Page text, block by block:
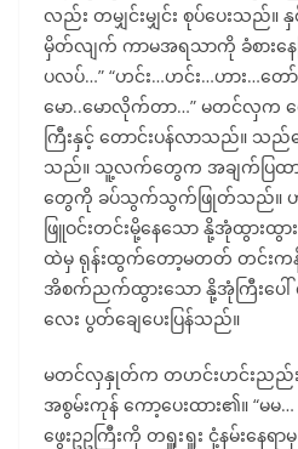
လည်း တမျှင်းမျှင်း စုပ်ပေးသည်။
မှိတ်လျက် ကာမအရသာကို ခံစား
ပလပ်…” “ဟင်း…ဟင်း…ဟား…တေ
မော..မောလိုက်တာ…” မတင်လှက
ကြီးနှင့် တောင်းပန်လာသည်။ သည်
သည်။ သူ့လက်တွေက အချက်ပြထ
တွေကို ခပ်သွက်သွက်ဖြုတ်သည်။ ဟင်
ဖြူဝင်းတင်းမို့နေသော နို့အုံထွားထွ
ထဲမှ ရုန်းထွက်တော့မတတ် တင်းက
အိစက်ညက်ထွားသော နို့အုံကြီးပေါ်
လေး ပွတ်ချေပေးပြန်သည်။
မတင်လှနှုတ်က တဟင်းဟင်းညည်
အစွမ်းကုန် ကော့ပေးထား၏။ “မမ
ဖွေးဥဥကြီးကို တရှူးရှူး ငုံ့နမ်းန